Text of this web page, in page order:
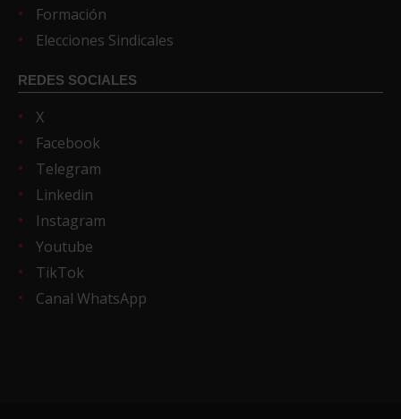
Formación
Elecciones Sindicales
REDES SOCIALES
X
Facebook
Telegram
Linkedin
Instagram
Youtube
TikTok
Canal WhatsApp